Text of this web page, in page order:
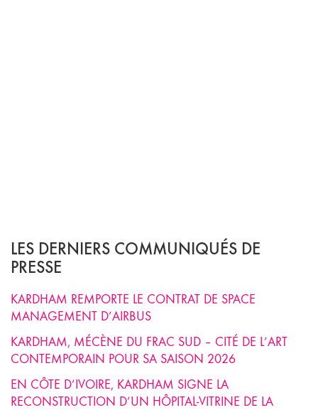
LES DERNIERS COMMUNIQUÉS DE
PRESSE
KARDHAM REMPORTE LE CONTRAT DE SPACE
MANAGEMENT D’AIRBUS
KARDHAM, MÉCÈNE DU FRAC SUD – CITÉ DE L’ART
CONTEMPORAIN POUR SA SAISON 2026
EN CÔTE D’IVOIRE, KARDHAM SIGNE LA
RECONSTRUCTION D’UN HÔPITAL-VITRINE DE LA